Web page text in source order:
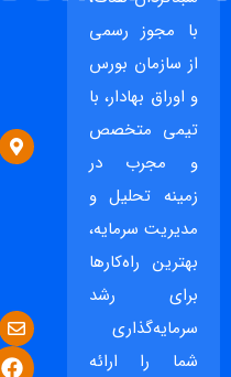
با مجوز رسمی
از سازمان بورس
و اوراق بهادار، با
تیمی متخصص
و مجرب در
زمینه تحلیل و
مدیریت سرمایه،
بهترین راه‌کارها
برای رشد
سرمایه‌گذاری
شما را ارائه